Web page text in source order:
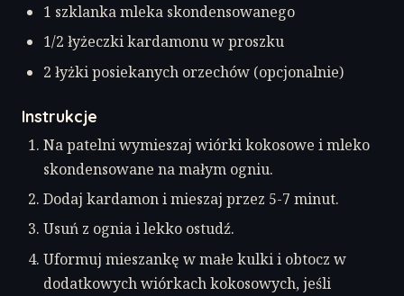
1 szklanka mleka skondensowanego
1/2 łyżeczki kardamonu w proszku
2 łyżki posiekanych orzechów (opcjonalnie)
Instrukcje
Na patelni wymieszaj wiórki kokosowe i mleko
skondensowane na małym ogniu.
Dodaj kardamon i mieszaj przez 5-7 minut.
Usuń z ognia i lekko ostudź.
Uformuj mieszankę w małe kulki i obtocz w
dodatkowych wiórkach kokosowych, jeśli